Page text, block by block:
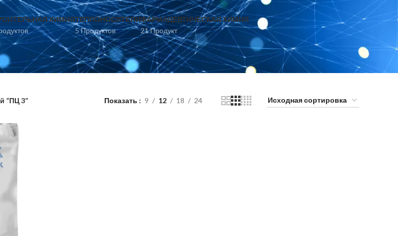
ХИМИЯТЕПЛОНОСИТЕЛИ
5 Продуктов
ФАРМАЦЕВТИЧЕСКАЯ ХИМИЯ
21 Продукт
“ПЦ 3” Показать 9 12 18 24